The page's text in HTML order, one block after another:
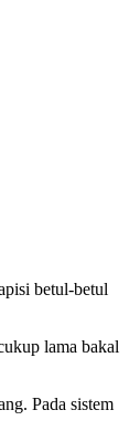
betul-betul
lama bakal
Pada sistem